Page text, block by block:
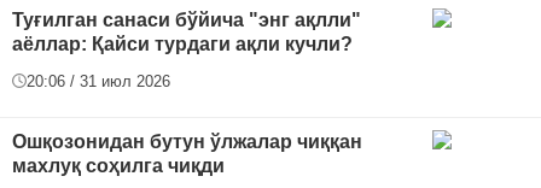
Туғилган санаси бўйича "энг ақлли"
аёллар: Қайси турдаги ақли кучли?
20:06 / 31 июл 2026
Ошқозонидан бутун ўлжалар чиққан
махлуқ соҳилга чиқди